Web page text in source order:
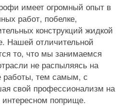
имеет огромный опыт в
работ, побелке,
конструкций жидкой
Нашей отличительной
то, что мы занимаемся
не распыляясь на
работы, тем самым, с
свой профессионализм на
поприще.